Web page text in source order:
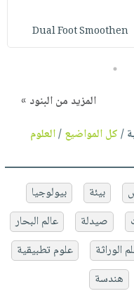
Dual Foot Smoothen
5
المزيد من البنود »
/كل المواضيع/العلوم
بيئة
بيولوجيا
صيدلة
عالم البحار
الوراثة
علوم تطبيقية
هندسة